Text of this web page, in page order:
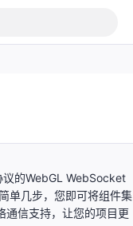
的WebGL WebSocket
单几步，您即可将组件集
通信支持，让您的项目更